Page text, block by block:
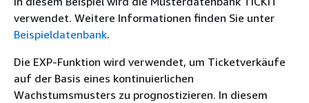
verwendet. Weitere Informationen finden Sie unter
Beispieldatenbank.
Die EXP-Funktion wird verwendet, um Ticketverkäufe
auf der Basis eines kontinuierlichen
Wachstumsmusters zu prognostizieren. In diesem